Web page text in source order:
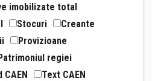
imobilizate total
Stocuri
Creante
Provizioane
regiei
CAEN Text CAEN